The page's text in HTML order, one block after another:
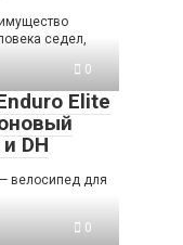
седел,
0
Elite
DH
велосипед для
0